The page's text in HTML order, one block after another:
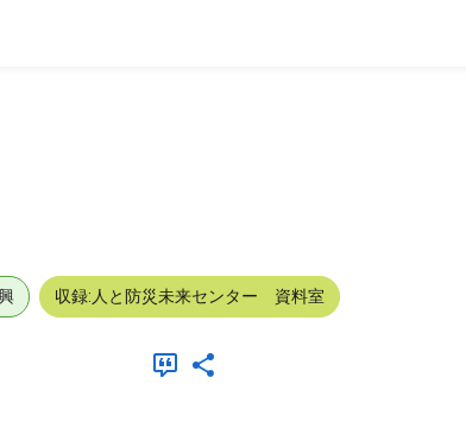
収録:人と防災未来センター 資料室